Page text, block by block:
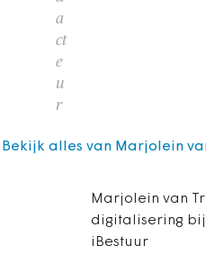
a
ct
e
u
r
Marjolein van
digitalisering bij
iBestuur
Bekijk alles van Marjolein